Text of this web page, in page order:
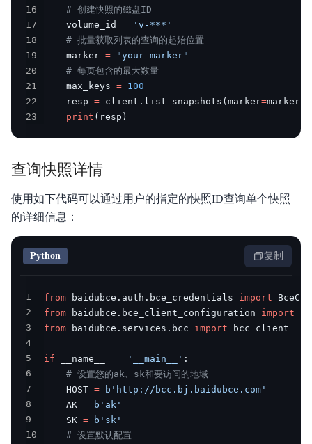
16
# 创建快照的磁盘ID
17
    volume_id
=
'v-***'
18
# 批量获取列表的查询的起始位置
19
    marker
=
"your-marker"
20
# 每页包含的最大数量
21
    max_keys
= 100
22
    resp
= client . list_snapshots (marker=marker
23
print ( resp )
查询快照详情
使用如下代码可以通过用户的指定的快照ID查询单个快照
的详细信息：
Python 复制
1 from baidubce . auth . bce_credentials import
2
from baidubce . bce_client_configuration import
3
from baidubce . services . bcc import
4
5
if __name__ == '__main__' :
6
# 设置您的ak、sk和要访问的地域
7
    HOST
=
b'http://bcc.bj.baidubce.com'
8
    AK
=
b'ak'
9
    SK
=
b'sk'
10
# 设置默认配置